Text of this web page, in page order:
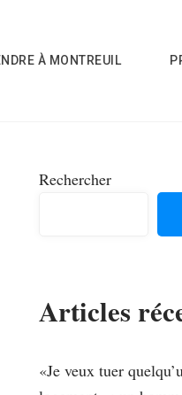
À MONTREUIL
Rechercher
Articles
«Je veux tuer